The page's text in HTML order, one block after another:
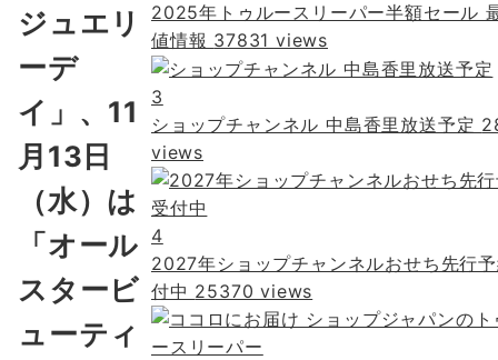
ジュエリ
ーデ
イ」、11
月13日
（水）は
「オール
スタービ
ューティ
2025年トゥルースリーパー半額セール
値情報 37831 views
3
ショップチャンネル 中島香里放送予定
views
4
2027年ショップチャンネルおせち先行
付中 25370 views